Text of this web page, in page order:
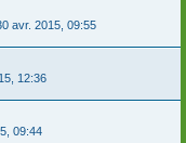
avr. 2015, 09:55
12:36
09:44